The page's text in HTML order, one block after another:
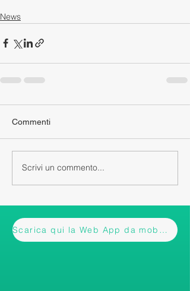
News
Commenti
Scrivi un commento...
Scarica qui la Web App da mobile